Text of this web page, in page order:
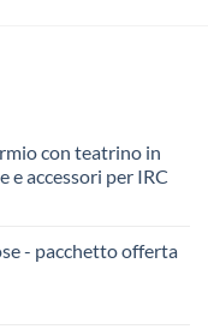
con teatrino in
accessori per IRC
- pacchetto offerta